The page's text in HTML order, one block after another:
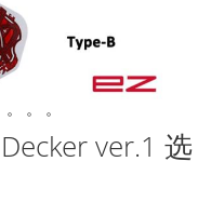
ver.1 选